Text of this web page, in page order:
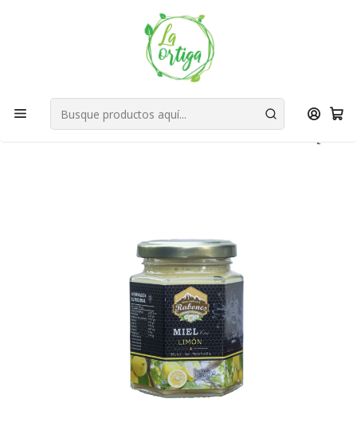
Bienvenid@s a quienes quieren un planeta más verde...
Nuestra Misión
Productos Hogar
Mieles gourmet con super alimento de Limón 220 g